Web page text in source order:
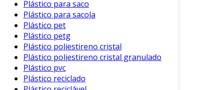
O PET também é fundamental na indústria
têxtil. Ele é usado para:
Fibras sintéticas: O poliéster é derivado
do PET, utilizado na confecção de roupas.
Tecidos técnicos
Plástico para saco
Plástico para sacola
Plástico pet
Plástico petg
Plástico poliestireno cristal
Plástico poliestireno cristal granulado
Plástico pvc
Plástico reciclado